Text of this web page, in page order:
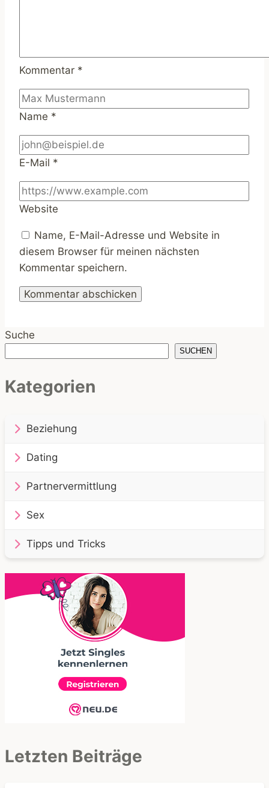
Kommentar *
Name *
E-Mail *
Website
Name, E-Mail-Adresse und Website in
diesem Browser für meinen nächsten
Kommentar speichern.
Suche
SUCHEN
Kategorien
Beziehung
Dating
Partnervermittlung
Sex
Tipps und Tricks
Letzten Beiträge